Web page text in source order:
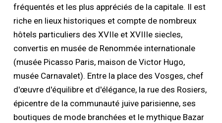
fréquentés et les plus appréciés de la capitale. Il est
riche en lieux historiques et compte de nombreux
hôtels particuliers des XVIIe et XVIIIe siecles,
convertis en musée de Renommée internationale
(musée Picasso Paris, maison de Victor Hugo,
musée Carnavalet). Entre la place des Vosges, chef
d'œuvre d'équilibre et d'élégance, la rue des Rosiers,
épicentre de la communauté juive parisienne, ses
boutiques de mode branchées et le mythique Bazar